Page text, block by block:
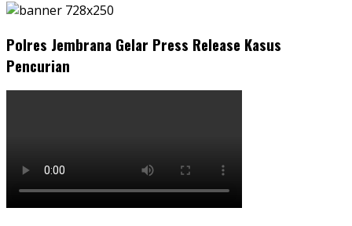
Polres Jembrana Gelar Press Release Kasus
Pencurian